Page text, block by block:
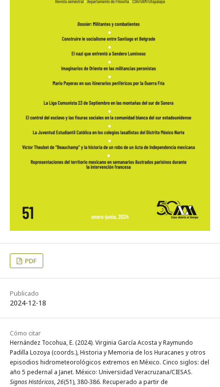
PDF
Publicado
2024-12-18
Cómo citar
Hernández Tocohua, E. (2024). Virginia García Acosta y Raymundo
Padilla Lozoya (coords.), Historia y Memoria de los Huracanes y otros
episodios hidrometeorológicos extremos en México. Cinco siglos: del
año 5 pedernal a Janet. México: Universidad Veracruzana/CIESAS.
Signos Históricos,26(51), 380-386. Recuperado a partir de